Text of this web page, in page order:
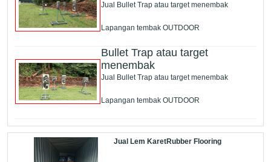
Jual Bullet Trap atau target menembak
Lapangan tembak OUTDOOR
Bullet Trap atau target
menembak
Jual Bullet Trap atau target menembak
Lapangan tembak OUTDOOR
Jual Lem KaretRubber Flooring